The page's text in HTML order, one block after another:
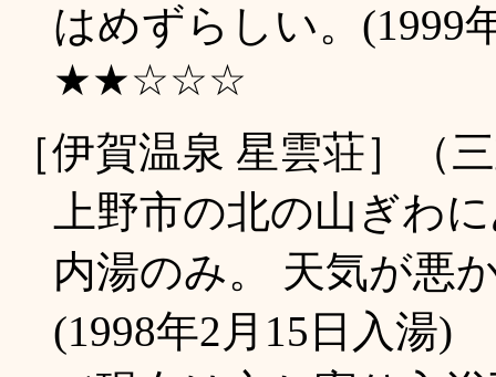
はめずらしい。(1999
★★☆☆☆
［伊賀温泉 星雲荘］（
上野市の北の山ぎわ
内湯のみ。 天気が悪
(1998年2月15日入湯)